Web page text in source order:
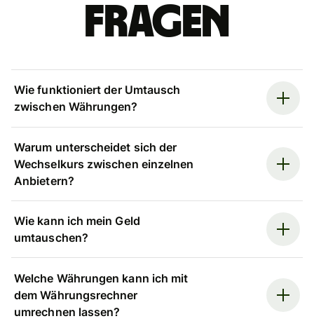
Fragen
Wie funktioniert der Umtausch
zwischen Währungen?
Warum unterscheidet sich der
Wechselkurs zwischen einzelnen
Anbietern?
Wie kann ich mein Geld
umtauschen?
Welche Währungen kann ich mit
dem Währungsrechner
umrechnen lassen?